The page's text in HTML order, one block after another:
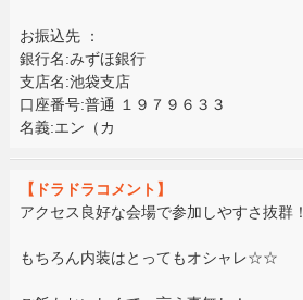
お振込先 ：
銀行名:みずほ銀行
支店名:池袋支店
口座番号:普通 １９７９６３３
名義:エン（カ
【ドラドラコメント】
アクセス良好な会場で参加しやすさ抜群！
もちろん内装はとってもオシャレ☆☆